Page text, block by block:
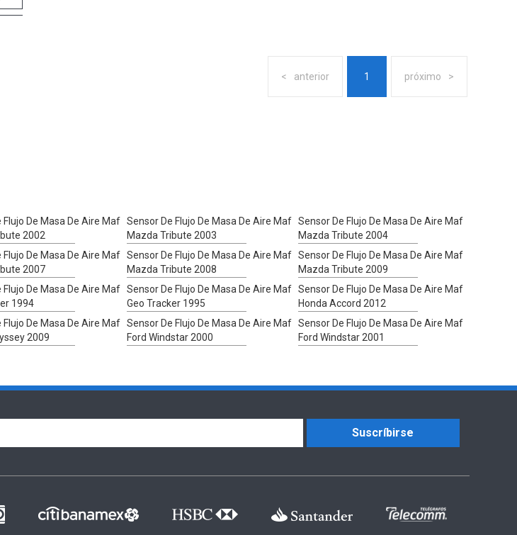
anterior 1 próximo
Flujo De Masa De Aire Maf
2002
Sensor De Flujo De Masa De Aire Maf
Mazda Tribute 2003
Sensor De Flujo De Masa De Aire Maf
Mazda Tribute 2004
Flujo De Masa De Aire Maf
2007
Sensor De Flujo De Masa De Aire Maf
Mazda Tribute 2008
Sensor De Flujo De Masa De Aire Maf
Mazda Tribute 2009
Flujo De Masa De Aire Maf
1994
Sensor De Flujo De Masa De Aire Maf
Geo Tracker 1995
Sensor De Flujo De Masa De Aire Maf
Honda Accord 2012
Flujo De Masa De Aire Maf
2009
Sensor De Flujo De Masa De Aire Maf
Ford Windstar 2000
Sensor De Flujo De Masa De Aire Maf
Ford Windstar 2001
Suscríbirse